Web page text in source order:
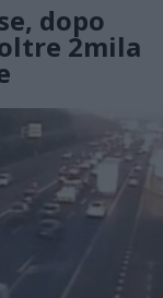
dopo
2mila